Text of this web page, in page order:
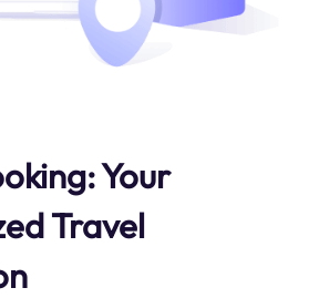
Your
Travel